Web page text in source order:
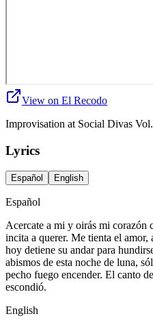
View on El Recodo
Improvisation at Social Divas
Lyrics
Español English
Español
Acercate a mi y oirás mi corazón
incita a querer. Me tienta el
hoy detiene su andar para
abismos de esta noche de luna,
pecho fuego encender. El canto
escondió.
English